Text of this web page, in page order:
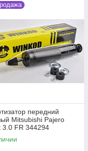
1992-1998 1.8 4G93
E55A
передний
Mitsubishi Pajero
3.0 FR 344294